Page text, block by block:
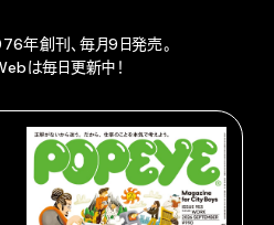
年創刊、毎月9日発売。
は毎日更新中！